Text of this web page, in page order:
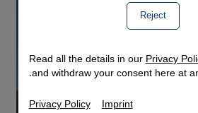
Reject
Read all the details in ourPrivacy
and withdraw your consent here at
Privacy Policy Imprint